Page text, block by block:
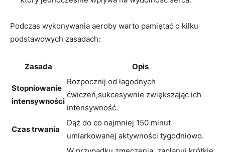
Podczas wykonywania aeroby warto pamiętać o kilku
podstawowych zasadach:
Zasada Opis
Stopniowanie
intensywności
Rozpocznij od łagodnych
ćwiczeń,sukcesywnie zwiększając ich
intensywność.
Czas trwania
Dąż do co najmniej 150 minut
umiarkowanej aktywności tygodniowo.